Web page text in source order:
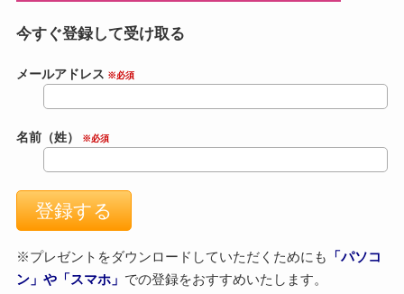
今すぐ登録して受け取る
メールアドレス ※必須
名前（姓） ※必須
※プレゼントをダウンロードしていただくためにも
「パソコ
ン」や「スマホ」 での登録をおすすめいたします。